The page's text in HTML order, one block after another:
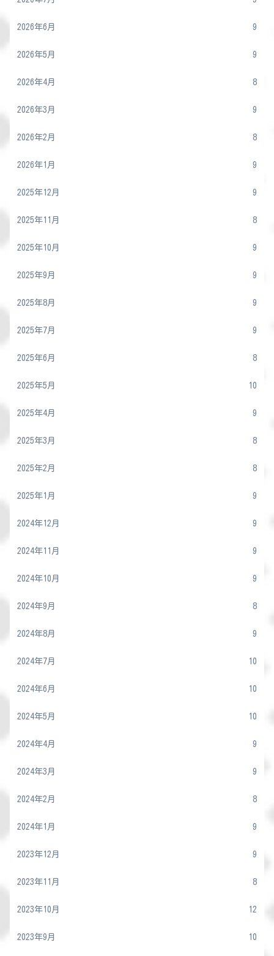
2026年6月 9
2026年5月 9
2026年4月 8
2026年3月 9
2026年2月 8
2026年1月 9
2025年12月 9
2025年11月 8
2025年10月 9
2025年9月 9
2025年8月 9
2025年7月 9
2025年6月 8
2025年5月 10
2025年4月 9
2025年3月 8
2025年2月 8
2025年1月 9
2024年12月 9
2024年11月 9
2024年10月 9
2024年9月 8
2024年8月 9
2024年7月 10
2024年6月 10
2024年5月 10
2024年4月 9
2024年3月 9
2024年2月 8
2024年1月 9
2023年12月 9
2023年11月 8
2023年10月 12
2023年9月 10